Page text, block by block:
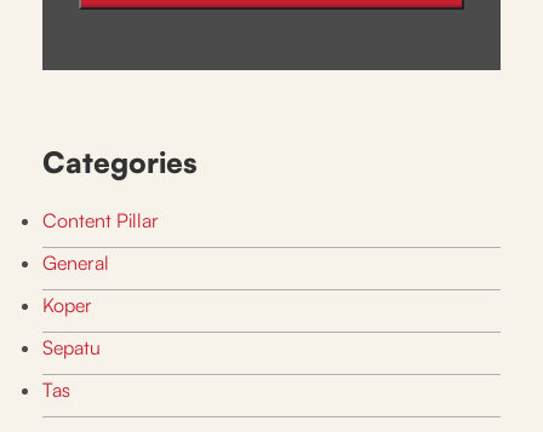
Categories
Content Pillar
General
Koper
Sepatu
Tas